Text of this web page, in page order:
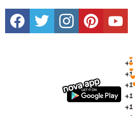
facebooktwitter instagrampinterest